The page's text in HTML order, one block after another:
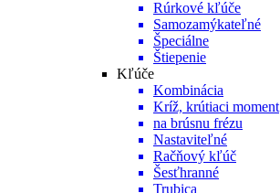
Rúrkové kľúče
Samozamýkateľné
Špeciálne
Štiepenie
Kľúče
Kombinácia
Kríž, krútiaci moment
na brúsnu frézu
Nastaviteľné
Račňový kľúč
Šesťhranné
Trubica